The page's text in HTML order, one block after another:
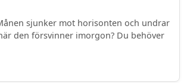
sjunker mot horisonten och undrar
den försvinner imorgon? Du behöver